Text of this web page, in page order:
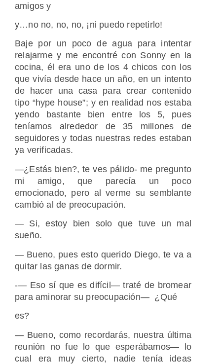
amigos y
y…no no, no, no, ¡ni puedo repetirlo!
Baje por un poco de agua para intentar
relajarme y me encontré con Sonny en la
cocina, él era uno de los 4 chicos con los
que vivía desde hace un año, en un intento
de hacer una casa para crear contenido
tipo “hype house”; y en realidad nos estaba
yendo bastante bien entre los 5, pues
teníamos alrededor de 35 millones de
seguidores y todas nuestras redes estaban
ya verificadas.
—¿Estás bien?, te ves pálido- me pregunto
mi amigo, que parecía un poco
emocionado, pero al verme su semblante
cambió al de preocupación.
— Si, estoy bien solo que tuve un mal
sueño.
— Bueno, pues esto querido Diego, te va a
quitar las ganas de dormir.
-— Eso sí que es difícil— traté de bromear
para aminorar su preocupación— ¿Qué
es?
— Bueno, como recordarás, nuestra última
reunión no fue lo que esperábamos— lo
cual era muy cierto, nadie tenía ideas